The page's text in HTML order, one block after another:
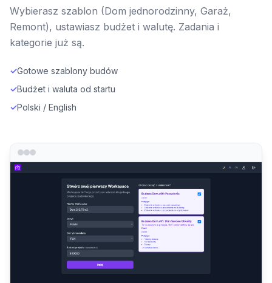
Wybierasz szablon (Dom jednorodzinny, Garaż,
Remont), ustawiasz budżet i walutę. Zadania i
kategorie już są.
✓Gotowe szablony budów
✓Budżet i waluta od startu
✓Polski / English